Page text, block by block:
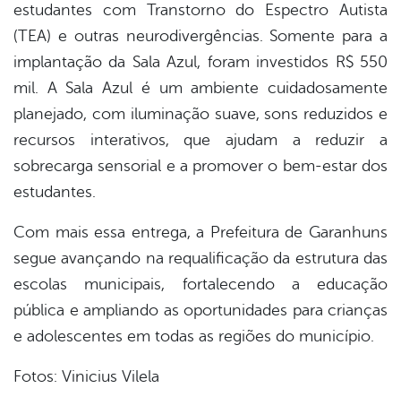
estudantes com Transtorno do Espectro Autista
(TEA) e outras neurodivergências. Somente para a
implantação da Sala Azul, foram investidos R$ 550
mil. A Sala Azul é um ambiente cuidadosamente
planejado, com iluminação suave, sons reduzidos e
recursos interativos, que ajudam a reduzir a
sobrecarga sensorial e a promover o bem-estar dos
estudantes.
Com mais essa entrega, a Prefeitura de Garanhuns
segue avançando na requalificação da estrutura das
escolas municipais, fortalecendo a educação
pública e ampliando as oportunidades para crianças
e adolescentes em todas as regiões do município.
Fotos: Vinicius Vilela